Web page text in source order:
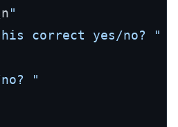
"
correct yes/no? "
"